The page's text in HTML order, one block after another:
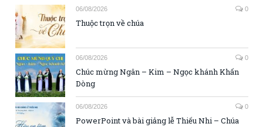
06/08/2026 0
Thuộc trọn về chúa
06/08/2026 0
Chúc mừng Ngân – Kim – Ngọc khánh Khấn
Dòng
06/08/2026 0
PowerPoint và bài giảng lễ Thiếu Nhi – Chúa